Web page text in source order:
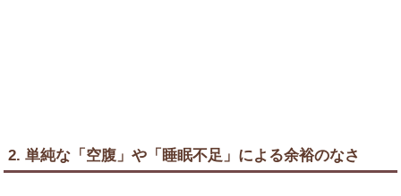
2. 単純な「空腹」や「睡眠不足」による余裕のなさ